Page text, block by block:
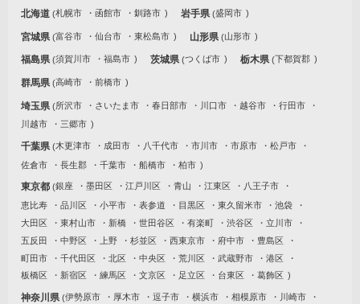
北海道 札幌市 函館市 釧路市 岩手県 盛岡市
宮城県 富谷市 仙台市 東松島市 山形県 山形市
福島県 須賀川市 福島市 茨城県 つくば市 栃木県 下都賀郡
群馬県 高崎市 前橋市
埼玉県 所沢市 さいたま市 春日部市 川口市 越谷市
行田市
川越市
三郷市
千葉県 木更津市 成田市 八千代市 市川市 市原市
松戸市
佐倉市
長生郡 千葉市 船橋市 柏市
東京都 銀座 墨田区 江戸川区 青山 江東区
八王子市
恵比寿
品川区 小平市 表参道 目黒区 東久留米市
池袋
大田区
東村山市 新橋 世田谷区 有楽町 渋谷区
立川市
五反田
中野区 上野 杉並区 西東京市 府中市
豊島区
町田市
千代田区 北区 中央区 荒川区 武蔵野市
港区
板橋区
新宿区 練馬区 文京区 足立区 台東区 葛飾区
神奈川県 伊勢原市 厚木市 逗子市 横浜市 相模原市
川崎市